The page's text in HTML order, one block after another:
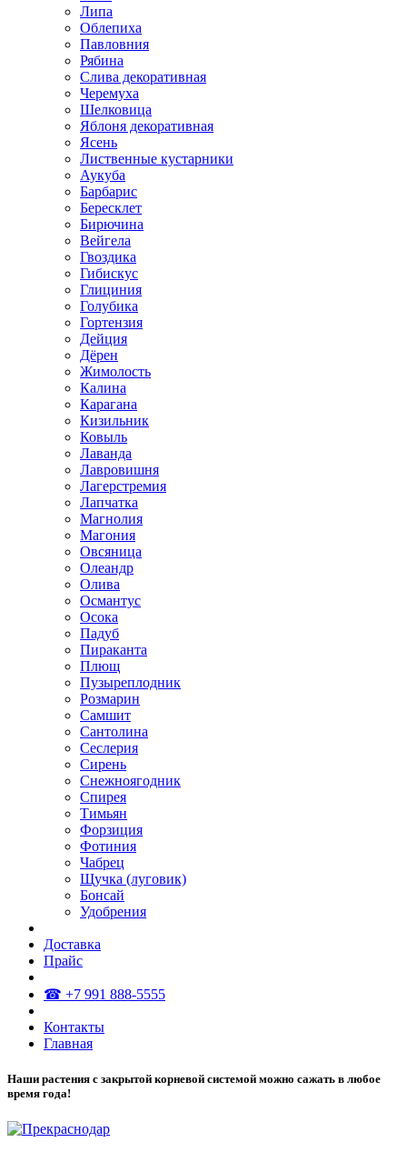
Липа
Облепиха
Павловния
Рябина
Слива декоративная
Черемуха
Шелковица
Яблоня декоративная
Ясень
Лиственные кустарники
Аукуба
Барбарис
Бересклет
Бирючина
Вейгела
Гвоздика
Гибискус
Глициния
Голубика
Гортензия
Дейция
Дёрен
Жимолость
Калина
Карагана
Кизильник
Ковыль
Лаванда
Лавровишня
Лагерстремия
Лапчатка
Магнолия
Магония
Овсяница
Олеандр
Олива
Османтус
Осока
Падуб
Пираканта
Плющ
Пузыреплодник
Розмарин
Самшит
Сантолина
Сеслерия
Сирень
Снежноягодник
Спирея
Тимьян
Форзиция
Фотиния
Чабрец
Щучка (луговик)
Бонсай
Удобрения
Доставка
Прайс
☎ +7 991 888-5555
Контакты
Главная
Наши растения с закрытой корневой системой можно сажать в любое
время года!